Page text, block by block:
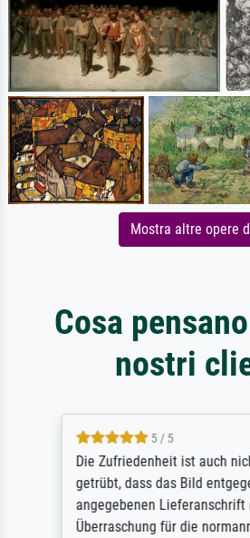
Mostra altre opere
Cosa
nostri
5 / 5
Die Zufriedenheit ist auch
getrübt, dass das Bild
angegebenen Lieferanschrift
Überraschung für die